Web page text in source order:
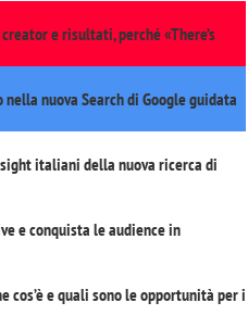
e risultati, perché «There’s
nuova Search di Google guidata
italiani della nuova ricerca di
e conquista le audience in
cos’è e quali sono le opportunità per i